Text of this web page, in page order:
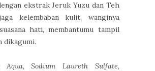
ekstrak Jeruk Yuzu dan Teh
kelembaban kulit, wanginya
hati, membantumu tampil
dikagumi.
Aqua, Sodium Laureth Sulfate,